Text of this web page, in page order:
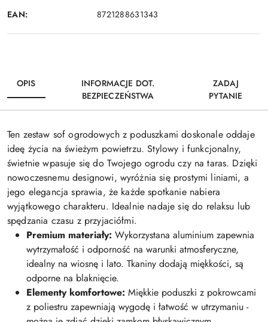
EAN: 8721288631343
OPIS
INFORMACJE DOT.
BEZPIECZEŃSTWA
ZADAJ
PYTANIE
Ten zestaw sof ogrodowych z poduszkami doskonale oddaje
ideę życia na świeżym powietrzu. Stylowy i funkcjonalny,
świetnie wpasuje się do Twojego ogrodu czy na taras. Dzięki
nowoczesnemu designowi, wyróżnia się prostymi liniami, a
jego elegancja sprawia, że każde spotkanie nabiera
wyjątkowego charakteru. Idealnie nadaje się do relaksu lub
spędzania czasu z przyjaciółmi.
Premium materiały: Wykorzystana aluminium zapewnia
wytrzymałość i odporność na warunki atmosferyczne,
idealny na wiosnę i lato. Tkaniny dodają miękkości, są
odporne na blaknięcie.
Elementy komfortowe: Miękkie poduszki z pokrowcami
z poliestru zapewniają wygodę i łatwość w utrzymaniu -